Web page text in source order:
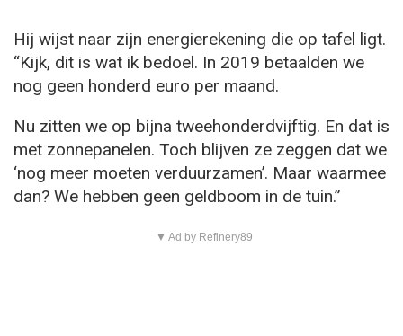
Hij wijst naar zijn energierekening die op tafel ligt.
“Kijk, dit is wat ik bedoel. In 2019 betaalden we
nog geen honderd euro per maand.
Nu zitten we op bijna tweehonderdvijftig. En dat is
met zonnepanelen. Toch blijven ze zeggen dat we
‘nog meer moeten verduurzamen’. Maar waarmee
dan? We hebben geen geldboom in de tuin.”
▼ Ad by Refinery89